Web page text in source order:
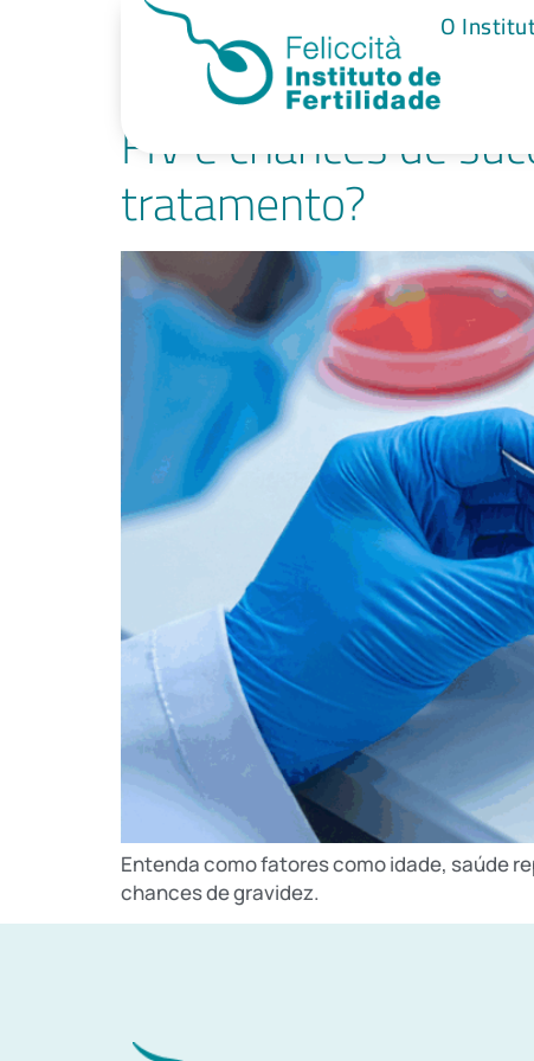
O
Tag:
FIV e chances de
tratamento?
Entenda como fatores como idade, saúde
chances de gravidez.